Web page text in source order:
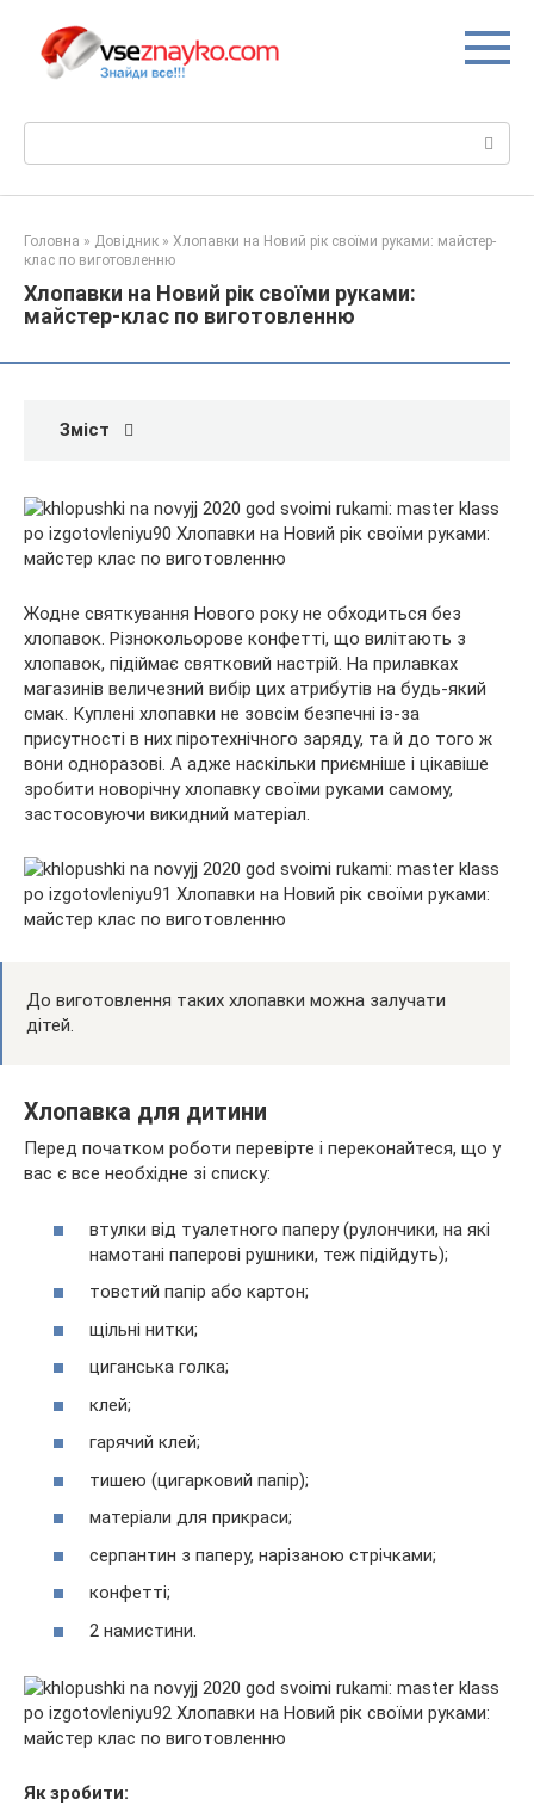
вмісту
Головна » Довідник » Хлопавки на Новий рік своїми руками: майстер-
клас по виготовленню
Хлопавки на Новий рік своїми руками:
майстер-клас по виготовленню
Зміст
Жодне святкування Нового року не обходиться без
хлопавок. Різнокольорове конфетті, що вилітають з
хлопавок, підіймає святковий настрій. На прилавках
магазинів величезний вибір цих атрибутів на будь-який
смак. Куплені хлопавки не зовсім безпечні із-за
присутності в них піротехнічного заряду, та й до того ж
вони одноразові. А адже наскільки приємніше і цікавіше
зробити новорічну хлопавку своїми руками самому,
застосовуючи викидний матеріал.
До виготовлення таких хлопавки можна залучати
дітей.
Хлопавка для дитини
Перед початком роботи перевірте і переконайтеся, що у
вас є все необхідне зі списку:
втулки від туалетного паперу (рулончики, на які
намотані паперові рушники, теж підійдуть);
товстий папір або картон;
щільні нитки;
циганська голка;
клей;
гарячий клей;
тишею (цигарковий папір);
матеріали для прикраси;
серпантин з паперу, нарізаною стрічками;
конфетті;
2 намистини.
Як зробити: